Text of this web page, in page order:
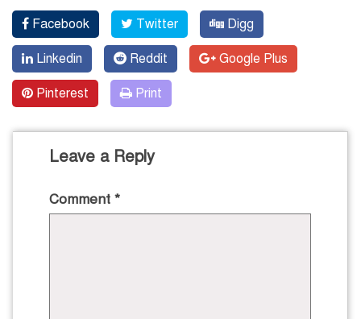
Facebook Twitter Digg
Linkedin Reddit Google Plus
Pinterest Print
Leave a Reply
Comment *